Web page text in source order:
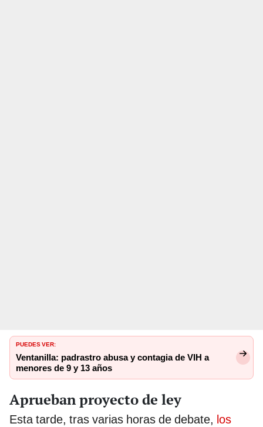
PUEDES VER:
Ventanilla: padrastro abusa y contagia de VIH a
menores de 9 y 13 años
Aprueban proyecto de ley
Esta tarde, tras varias horas de debate, los